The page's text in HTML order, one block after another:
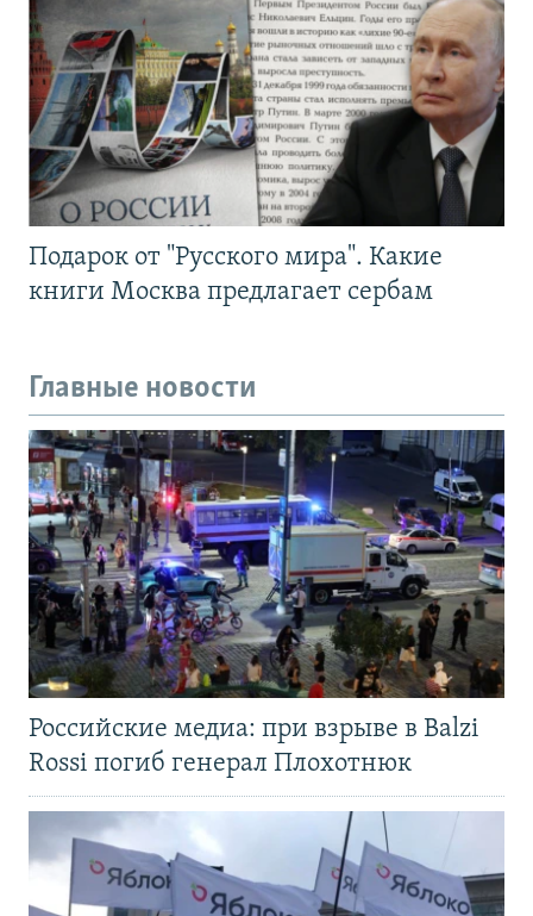
Подарок от "Русского мира". Какие
книги Москва предлагает сербам
Главные новости
Российские медиа: при взрыве в Balzi
Rossi погиб генерал Плохотнюк